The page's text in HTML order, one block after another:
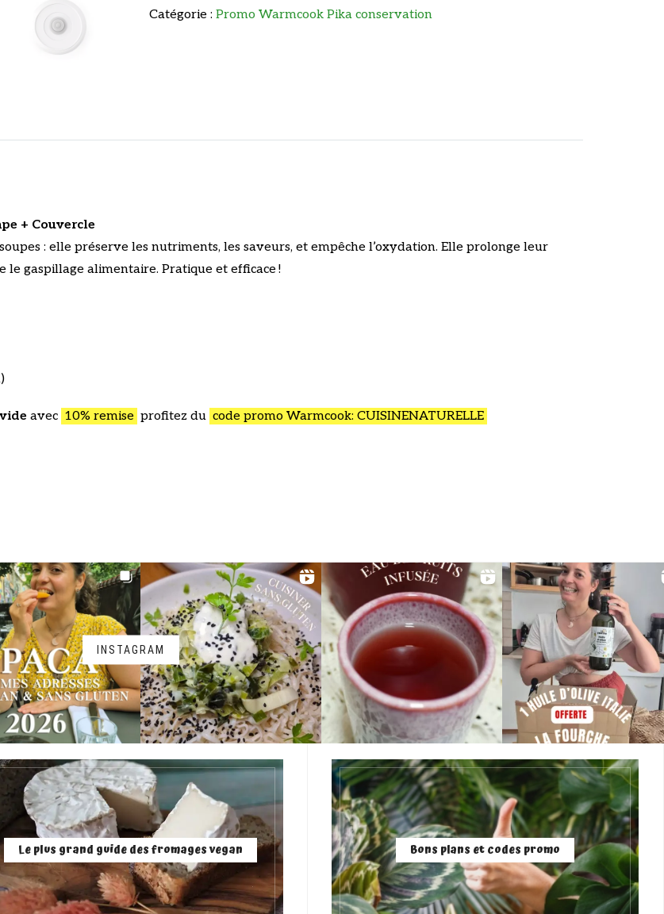
Catégorie : Promo Warmcook Pika conservation
+ Couvercle
: elle préserve les nutriments, les saveurs, et empêche l’oxydation. Elle prolonge leur
gaspillage alimentaire. Pratique et efficace !
avec 10% remise profitez du code promo Warmcook: CUISINENATURELLE
INSTAGRAM
Le plus grand guide des fromages vegan Bons plans et codes promo